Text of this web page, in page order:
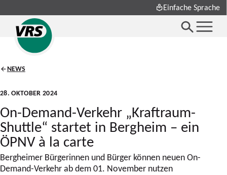
Einfache Sprache
NEWS
28. OKTOBER 2024
On-Demand-Verkehr „Kraftraum-
Shuttle“ startet in Bergheim – ein
ÖPNV à la carte
Bergheimer Bürgerinnen und Bürger können neuen On-
Demand-Verkehr ab dem 01. November nutzen